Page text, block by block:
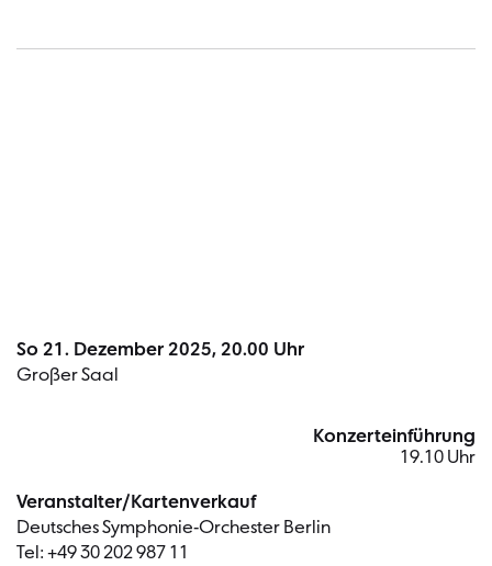
So 21. Dezember 2025, 20.00 Uhr
Großer Saal
Veranstalter/Kartenverkauf
Deutsches Symphonie-Orchester Berlin
Tel: +49 30 202 987 11
Konzerteinführung
19.10 Uhr